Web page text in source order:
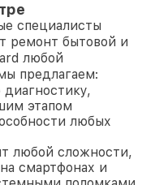
специалисты
ремонт бытовой и
любой
предлагаем:
этапом
любых
любой сложности,
смартфонах и